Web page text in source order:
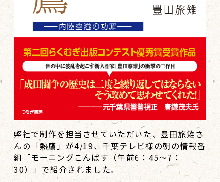
弊社で制作を担当させていただいた、豊田旅雉さ
んの「熱鷹」が4/19、千葉テレビ様の朝の情報番
組「モーニングこんぱす（午前6：45～7：
30）」で紹介されました。